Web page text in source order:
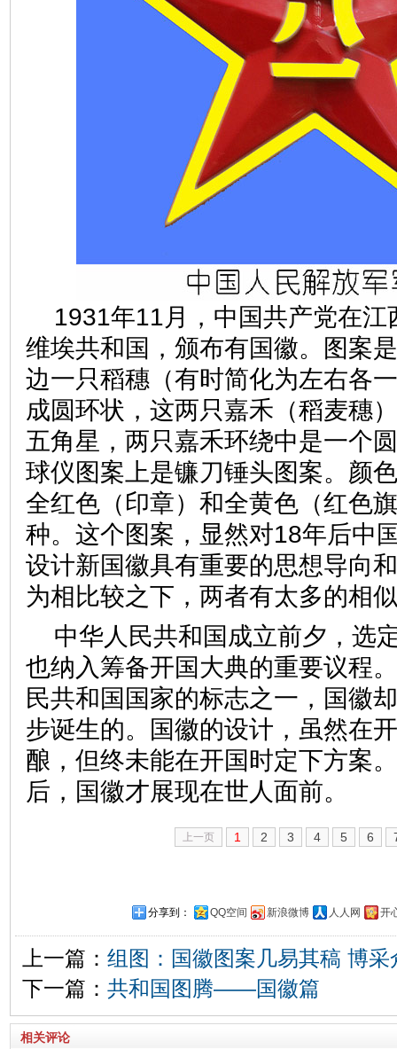
1931年11月，中国共产党在江
维埃共和国，颁布有国徽。图案
边一只稻穗（有时简化为左右各
成圆环状，这两只嘉禾（稻麦穗
五角星，两只嘉禾环绕中是一个
球仪图案上是镰刀锤头图案。颜
全红色（印章）和全黄色（红色
种。这个图案，显然对18年后中
设计新国徽具有重要的思想导向
为相比较之下，两者有太多的相
中华人民共和国成立前夕，选
也纳入筹备开国大典的重要议程
民共和国国家的标志之一，国徽
步诞生的。国徽的设计，虽然在
酿，但终未能在开国时定下方案
后，国徽才展现在世人面前。
上一页 1 2 3 4 5 6
分享到： QQ空间 新浪微博 人人网 开
上一篇： 组图：国徽图案几易其稿 博采
下一篇： 共和国图腾——国徽篇
相关评论